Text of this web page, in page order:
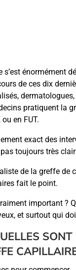
énormément
de ces dix
pratiquent la
ou en FUT.
exact des
toujours très
de la greffe de
fait le point.
important ?
et surtout qui